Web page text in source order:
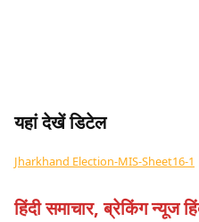
यहां देखें डिटेल
Jharkhand Election-MIS-Sheet16-1
हिंदी समाचार, ब्रेकिंग न्यूज